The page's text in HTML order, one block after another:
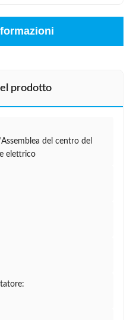
prodotto
del centro del
elettrico